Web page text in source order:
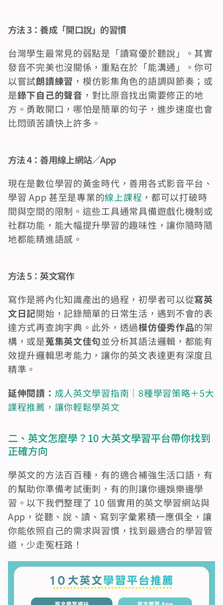
方法 3：養成「開口說」的習慣
台灣學生最常見的弱點是「讀寫優於聽說」。其實
發音不完美也沒關係，重點在於「能溝通」。你可
以嘗試朗讀練習 ，模仿影集角色的語調與節奏；或
是錄下自己的聲音 ，對比原音找出需要修正的地
方。勇敢開口，哪怕是簡單的句子，進步速度也會
比悶頭苦讀快上許多。
方法 4：善用線上網站／App
現在是數位學習的黃金時代，善用各式影音平台、
學習 App 甚至是專業的線上課程 ，都可以打破時
間與空間的限制。這些工具通常具備遊戲化機制或
社群功能，能大幅提升學習的趣味性，讓你隨時隨
地都能精進語感。
方法 5：英文寫作
寫作是將內化知識產出的過程，初學者可以從寫英
文日記開始，記錄簡單的日常生活，遇到不會的表
達方式再查詢字典。此外，透過模仿優秀作品的架
構，或是蒐集英文佳句並分析其語法邏輯，都能有
效提升邏輯思考能力，讓你的英文表達更有深度且
精準。
延伸閱讀： 成人英文學習指南｜8種學習策略＋5大
課程推薦，讓你輕鬆學英文
二、英文怎麼學？10 大英文學習平台帶你找到
正確方向
學英文的方法百百種，有的適合補強生活口語，有
的幫助你準備考試衝刺，有的則讓你邊娛樂邊學
習。以下我們整理了 10 個實用的英文學習網站與
App，從聽、說、讀、寫到字彙累積一應俱全，讓
你能依照自己的需求與習慣，找到最適合的學習管
道，少走冤枉路！